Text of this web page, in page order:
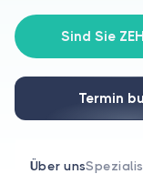
Für Ärzte
Sind Sie
Termin
Über uns